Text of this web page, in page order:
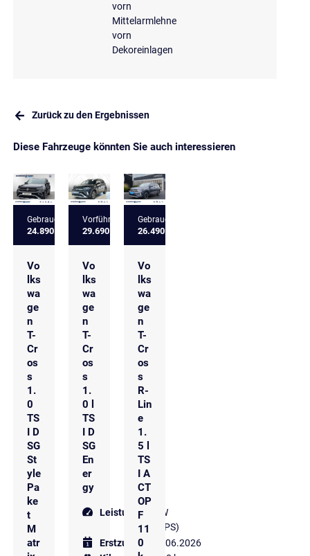
vorn
Mittelarmlehne
vorn
Dekoreinlagen
Zurück zu den Ergebnissen
Diese Fahrzeuge könnten Sie auch interessieren
Gebrauchtfahrzeug
24.890 €
Vo
lks
wa
ge
n
T-
Cr
os
s
1.
0
TS
I D
SG
St
yle
Pa
ke
t
M
atr
Vorführfahrzeug
29.690 €
Vo
lks
wa
ge
n
T-
Cr
os
s
1.
0 l
TS
I D
SG
En
er
gy
Leistung 85 kW
(116 PS)
Erstzulassung
06.2026
Gebrauchtfahrzeug
26.490 €
Vo
lks
wa
ge
n
T-
Cr
os
s
R-
Lin
e
1.
5 l
TS
I A
CT
OP
F
11
0